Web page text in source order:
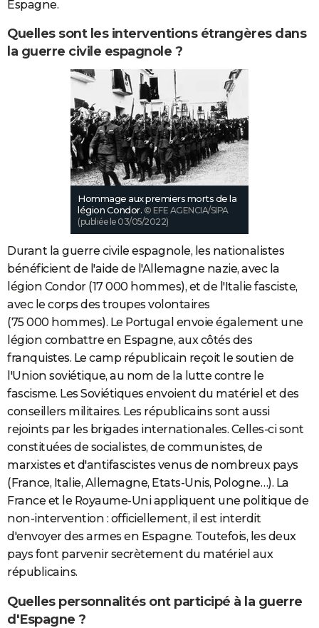
Espagne.
Quelles sont les interventions étrangères dans
la guerre civile espagnole ?
Hommage aux premiers morts de la
légion Condor. © EFE AGENCIA/SIPA
(publiée le 03/05/2022)
Durant la guerre civile espagnole, les nationalistes
bénéficient de l'aide de l'Allemagne nazie, avec la
légion Condor (17 000 hommes), et de l'Italie fasciste,
avec le corps des troupes volontaires
(75 000 hommes). Le Portugal envoie également une
légion combattre en Espagne, aux côtés des
franquistes. Le camp républicain reçoit le soutien de
l'Union soviétique, au nom de la lutte contre le
fascisme. Les Soviétiques envoient du matériel et des
conseillers militaires. Les républicains sont aussi
rejoints par les brigades internationales. Celles-ci sont
constituées de socialistes, de communistes, de
marxistes et d'antifascistes venus de nombreux pays
(France, Italie, Allemagne, Etats-Unis, Pologne…). La
France et le Royaume-Uni appliquent une politique de
non-intervention : officiellement, il est interdit
d'envoyer des armes en Espagne. Toutefois, les deux
pays font parvenir secrètement du matériel aux
républicains.
Quelles personnalités ont participé à la guerre
d'Espagne ?